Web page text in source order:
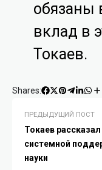
обязаны
вклад в
Токаев.
Shares:
ПРЕДЫДУЩИЙ ПОСТ
Токаев
системной
науки